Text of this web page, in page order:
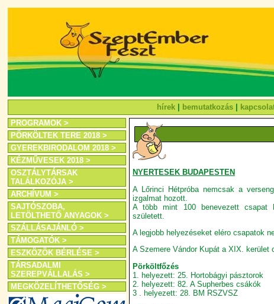
hírek bemutatkozás
PROGRAMOK >
PÖRKÖLTEK TERE 2018 >
GYEREKBIRODALOM 2018 >
KÉZMŰVESEK 2018 >
OSZTÁLYTÁRSAK
TALÁLKOZÓJA >
ARCHÍVUM >
SAJTÓSZOBA,
LETÖLTHETŐ ANYAGOK >
SZÁLLÁSAJÁNLÓ >
TÁMOGATÓK >
ESZKÖZÖK BÉRLÉSE >
TÁRSADALMI
SZEREPVÁLLALÁS >
MEGKÖZELÍTHETŐSÉG >
NYERTESEK BUDAPESTEN
A Lőrinci Hétpróba nemcsak a
izgalmat hozott.
A több mint 100 benevezett csapat
született.
A legjobb helyezéseket eléro csapatok
A Szemere Vándor Kupát a XIX. kerület
Pörköltfőzés
1. helyezett: 25. Hortobágyi pásztorok
2. helyezett: 82. A Supherbes csákók
3 . helyezett: 28. BM RSZVSZ